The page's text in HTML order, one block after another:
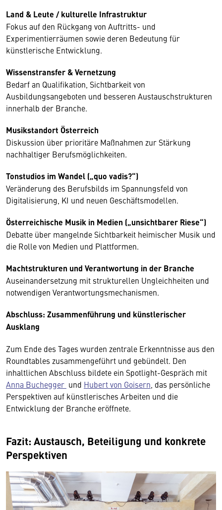
Land & Leute / kulturelle Infrastruktur
Fokus auf den Rückgang von Auftritts- und
Experimentierräumen sowie deren Bedeutung für
künstlerische Entwicklung.
Wissenstransfer & Vernetzung
Bedarf an Qualifikation, Sichtbarkeit von
Ausbildungsangeboten und besseren Austauschstrukturen
innerhalb der Branche.
Musikstandort Österreich
Diskussion über prioritäre Maßnahmen zur Stärkung
nachhaltiger Berufsmöglichkeiten.
Tonstudios im Wandel („quo vadis?“)
Veränderung des Berufsbilds im Spannungsfeld von
Digitalisierung, KI und neuen Geschäftsmodellen.
Österreichische Musik in Medien („unsichtbarer Riese“)
Debatte über mangelnde Sichtbarkeit heimischer Musik und
die Rolle von Medien und Plattformen.
Machtstrukturen und Verantwortung in der Branche
Auseinandersetzung mit strukturellen Ungleichheiten und
notwendigen Verantwortungsmechanismen.
Abschluss: Zusammenführung und künstlerischer
Ausklang
Zum Ende des Tages wurden zentrale Erkenntnisse aus den
Roundtables zusammengeführt und gebündelt. Den
inhaltlichen Abschluss bildete ein Spotlight-Gespräch mit
Anna Buchegger und Hubert von Goisern , das persönliche
Perspektiven auf künstlerisches Arbeiten und die
Entwicklung der Branche eröffnete.
Fazit: Austausch, Beteiligung und konkrete
Perspektiven